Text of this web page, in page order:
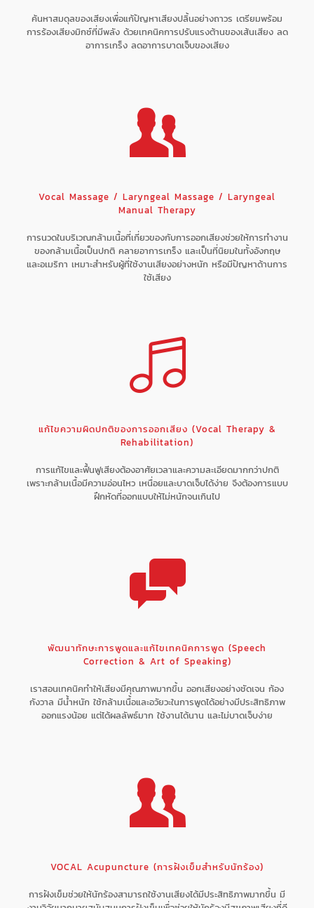
ค้นหาสมดุลของเสียงเพื่อแก้ปัญหาเสียงปลิ้นอย่างถาวร เตรียมพร้อม
การร้องเสียงมิกซ์ที่มีพลัง ด้วยเทคนิคการปรับแรงต้านของเส้นเสียง ลด
อาการเกร็ง ลดอาการบาดเจ็บของเสียง
Vocal Massage / Laryngeal Massage / Laryngeal
Manual Therapy
การนวดในบริเวณกล้ามเนื้อที่เกี่ยวของกับการออกเสียงช่วยให้การทำงาน
ของกล้ามเนื้อเป็นปกติ คลายอาการเกร็ง และเป็นที่นิยมในทั้งอังกฤษ
และอเมริกา เหมาะสำหรับผู้ที่ใช้งานเสียงอย่างหนัก หรือมีปัญหาด้านการ
ใช้เสียง
แก้ไขความผิดปกติของการออกเสียง (Vocal Therapy &
Rehabilitation)
การแก้ไขและฟื้นฟูเสียงต้องอาศัยเวลาและความละเอียดมากกว่าปกติ
เพราะกล้ามเนื้อมีความอ่อนไหว เหนื่อยและบาดเจ็บได้ง่าย จึงต้องการแบบ
ฝึกหัดที่ออกแบบให้ไม่หนักจนเกินไป
พัฒนาทักษะการพูดและแก้ไขเทคนิคการพูด (Speech
Correction & Art of Speaking)
เราสอนเทคนิคทำให้เสียงมีคุณภาพมากขึ้น ออกเสียงอย่างชัดเจน ก้อง
กังวาล มีน้ำหนัก ใช้กล้ามเนื้อและอวัยวะในการพูดได้อย่างมีประสิทธิภาพ
ออกแรงน้อย แต่ได้ผลลัพธ์มาก ใช้งานได้นาน และไม่บาดเจ็บง่าย
VOCAL Acupuncture (การฝังเข็มสำหรับนักร้อง)
การฝังเข็มช่วยให้นักร้องสามารถใช้งานเสียงได้มีประสิทธิภาพมากขึ้น มี